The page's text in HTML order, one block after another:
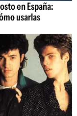
en España:
usarlas